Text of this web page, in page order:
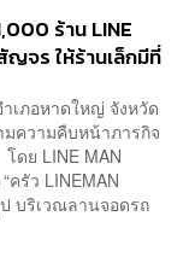
ร้าน LINE
ญจร ให้ร้านเล็กมีที่
เภอหาดใหญ่ จังหวัด
มความคืบหน้าภารกิจ
ดย LINE MAN
ครัว LINEMAN
บริเวณลานจอดรถ